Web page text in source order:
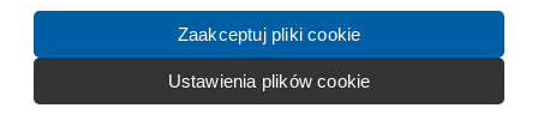
Zaakceptuj pliki cookie
Ustawienia plików cookie